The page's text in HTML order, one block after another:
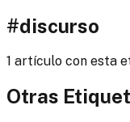
#discurso
1 artículo con esta
Otras